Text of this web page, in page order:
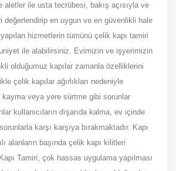
aletler ile usta tecrübesi, bakış açısıyla ve
değerlendirip en uygun ve en güvenlikli hale
hizmetlerin tümünü çelik kapı tamiri
ile alabilirsiniz. Evimizin ve işyerimizin
olduğumuz kapılar zamanla özelliklerini
çelik kapılar ağırlıkları nedeniyle
kayma veya yere sürtme gibi sorunlar
kullanıcıların dışarıda kalma, ev içinde
karşı karşıya bırakmaktadır. Kapı
alanların başında çelik kapı kilitleri
Tamiri, çok hassas uygulama yapılması